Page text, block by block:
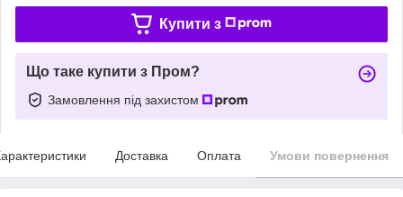
Купити з
Що таке купити з Пром?
Замовлення під захистом
Доставка Оплата Умови повернення